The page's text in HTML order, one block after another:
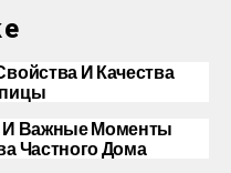
И Качества
И Важные Моменты
Частного Дома